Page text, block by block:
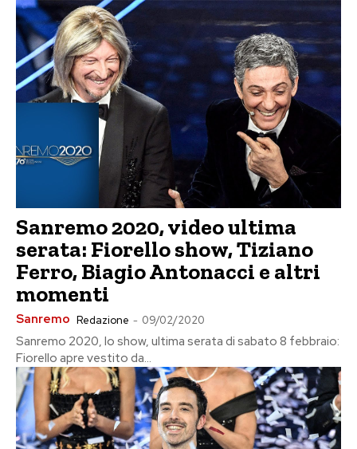
Sanremo 2020, video ultima
serata: Fiorello show, Tiziano
Ferro, Biagio Antonacci e altri
momenti
Sanremo Redazione - 09/02/2020
Sanremo 2020, lo show, ultima serata di sabato 8 febbraio:
Fiorello apre vestito da...